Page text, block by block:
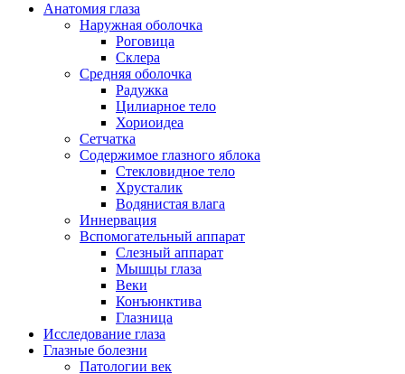
Анатомия глаза
Наружная оболочка
Роговица
Склера
Средняя оболочка
Радужка
Цилиарное тело
Хориоидеа
Сетчатка
Содержимое глазного яблока
Стекловидное тело
Хрусталик
Водянистая влага
Иннервация
Вспомогательный аппарат
Слезный аппарат
Мышцы глаза
Веки
Конъюнктива
Глазница
Исследование глаза
Глазные болезни
Патологии век